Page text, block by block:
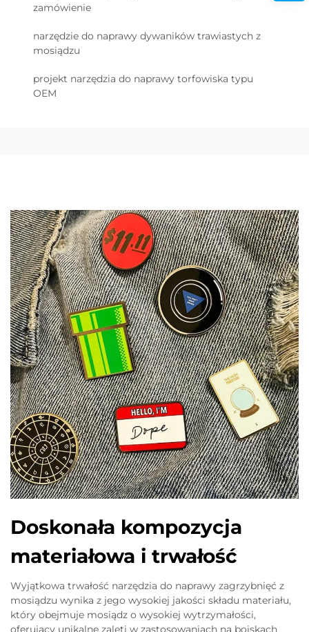
zamówienie
narzędzie do naprawy dywaników trawiastych z
mosiądzu
projekt narzędzia do naprawy torfowiska typu
OEM
Doskonała kompozycja
materiałowa i trwałość
Wyjątkowa trwałość narzędzia do naprawy zagrzybnięć z
mosiądzu wynika z jego wysokiej jakości składu materiału,
który obejmuje mosiądz o wysokiej wytrzymałości,
oferujący unikalne zaleti w zastosowaniach na boiskach